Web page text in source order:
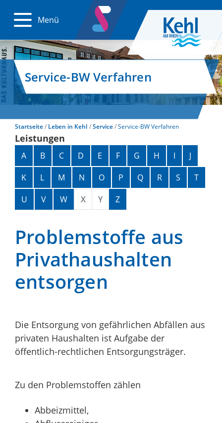
Menü
Service-BW Verfahren
Startseite Leben in Kehl Service Service-BW Verfahren
Leistungen
Alphabetisches Register überspringen
A B C D E F G H I
J
K
L M N O P Q R S
T
U
V W X Y Z
Problemstoffe aus
Privathaushalten
entsorgen
Die Entsorgung von gefährlichen Abfällen aus
privaten Haushalten ist Aufgabe der
öffentlich-rechtlichen Entsorgungsträger.
Zu den Problemstoffen zählen
Abbeizmittel,